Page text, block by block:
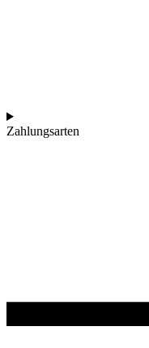
Zahlungsarten